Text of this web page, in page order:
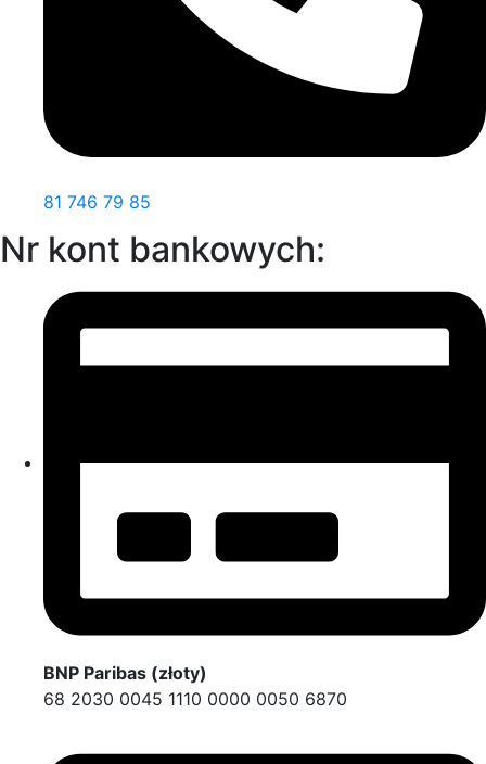
81 746 79 85
Nr kont bankowych:
BNP Paribas (złoty)
68 2030 0045 1110 0000 0050 6870